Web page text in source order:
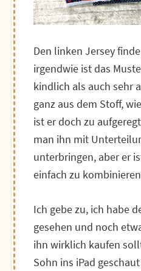
Den linken Jersey
irgendwie ist das
kindlich als auch sehr
ganz aus dem Stoff,
ist er doch zu
man ihn mit
unterbringen, aber er
einfach zu
Ich gebe zu, ich habe
gesehen und noch
ihn wirklich kaufen
Sohn ins iPad